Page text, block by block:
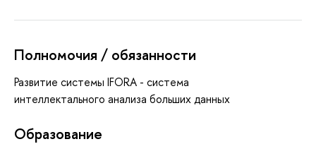
Полномочия / обязанности
Развитие системы IFORA - система
интеллектального анализа больших данных
Oбразование